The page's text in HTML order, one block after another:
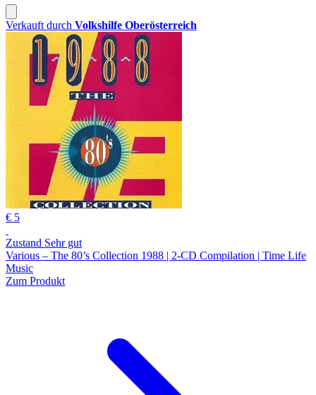
Verkauft durch Volkshilfe Oberösterreich
€ 5
Zustand Sehr gut
Various – The 80’s Collection 1988 | 2-CD Compilation | Time Life
Music
Zum Produkt